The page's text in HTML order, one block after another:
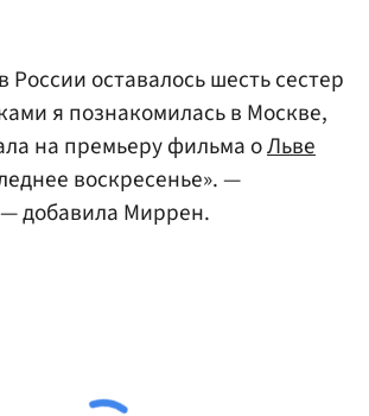
России оставалось шесть сестер
я познакомилась в Москве,
на премьеру фильма оЛьве
воскресенье». —
— добавила Миррен.